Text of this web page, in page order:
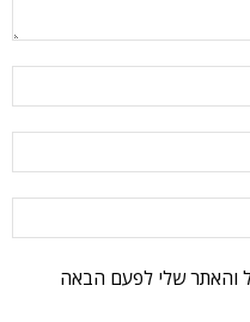
והאתר שלי לפעם הבאה